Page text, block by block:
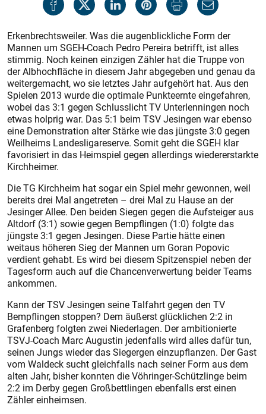
Erkenbrechtsweiler. Was die augenblickliche Form der
Mannen um SGEH-Coach Pedro Pereira betrifft, ist alles
stimmig. Noch keinen einzigen Zähler hat die Truppe von
der Albhochfläche in diesem Jahr abgegeben und genau da
weitergemacht, wo sie letztes Jahr aufgehört hat. Aus den
Spielen 2013 wurde die optimale Punkteernte eingefahren,
wobei das 3:1 gegen Schlusslicht TV Unterlenningen noch
etwas holprig war. Das 5:1 beim TSV Jesingen war ebenso
eine Demonstration alter Stärke wie das jüngste 3:0 gegen
Weilheims Landesligareserve. Somit geht die SGEH klar
favorisiert in das Heimspiel gegen allerdings wiedererstarkte
Kirchheimer.
Die TG Kirchheim hat sogar ein Spiel mehr gewonnen, weil
bereits drei Mal angetreten – drei Mal zu Hause an der
Jesinger Allee. Den beiden Siegen gegen die Aufsteiger aus
Altdorf (3:1) sowie gegen Bempflingen (1:0) folgte das
jüngste 3:1 gegen Jesingen. Diese Partie hätte einen
weitaus höheren Sieg der Mannen um Goran Popovic
verdient gehabt. Es wird bei diesem Spitzenspiel neben der
Tagesform auch auf die Chancenverwertung beider Teams
ankommen.
Kann der TSV Jesingen seine Talfahrt gegen den TV
Bempflingen stoppen? Dem äußerst glücklichen 2:2 in
Grafenberg folgten zwei Niederlagen. Der ambitionierte
TSVJ-­Coach Marc Augustin jedenfalls wird alles dafür tun,
seinen Jungs wieder das Siegergen einzupflanzen. Der Gast
vom Waldeck sucht gleichfalls nach seiner Form aus dem
alten Jahr, bisher konnten die Vöhringer-Schützlinge beim
2:2 im Derby gegen Großbettlingen ebenfalls erst einen
Zähler einheimsen.